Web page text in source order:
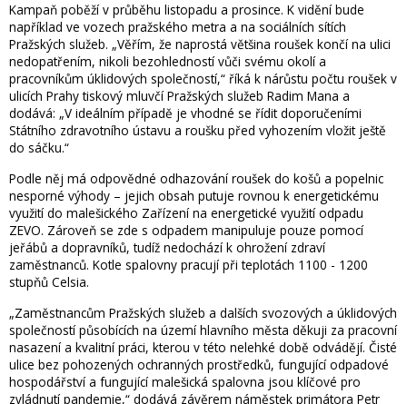
Kampaň poběží v průběhu listopadu a prosince. K vidění bude
například ve vozech pražského metra a na sociálních sítích
Pražských služeb. „Věřím, že naprostá většina roušek končí na ulici
nedopatřením, nikoli bezohledností vůči svému okolí a
pracovníkům úklidových společností,“ říká k nárůstu počtu roušek v
ulicích Prahy tiskový mluvčí Pražských služeb Radim Mana a
dodává: „V ideálním případě je vhodné se řídit doporučeními
Státního zdravotního ústavu a roušku před vyhozením vložit ještě
do sáčku.“
Podle něj má odpovědné odhazování roušek do košů a popelnic
nesporné výhody – jejich obsah putuje rovnou k energetickému
využití do malešického Zařízení na energetické využití odpadu
ZEVO. Zároveň se zde s odpadem manipuluje pouze pomocí
jeřábů a dopravníků, tudíž nedochází k ohrožení zdraví
zaměstnanců. Kotle spalovny pracují při teplotách 1100 - 1200
stupňů Celsia.
„Zaměstnancům Pražských služeb a dalších svozových a úklidových
společností působících na území hlavního města děkuji za pracovní
nasazení a kvalitní práci, kterou v této nelehké době odvádějí. Čisté
ulice bez pohozených ochranných prostředků, fungující odpadové
hospodářství a fungující malešická spalovna jsou klíčové pro
zvládnutí pandemie,“ dodává závěrem náměstek primátora Petr